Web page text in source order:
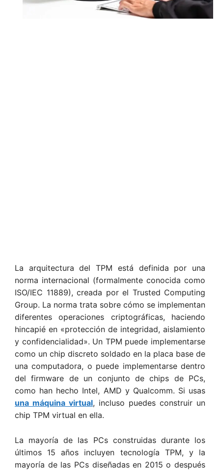
La arquitectura del TPM está definida por una
norma internacional (formalmente conocida como
ISO/IEC 11889), creada por el Trusted Computing
Group. La norma trata sobre cómo se implementan
diferentes operaciones criptográficas, haciendo
hincapié en «protección de integridad, aislamiento
y confidencialidad». Un TPM puede implementarse
como un chip discreto soldado en la placa base de
una computadora, o puede implementarse dentro
del firmware de un conjunto de chips de PCs,
como han hecho Intel, AMD y Qualcomm. Si usas
una máquina virtual, incluso puedes construir un
chip TPM virtual en ella.
La mayoría de las PCs construidas durante los
últimos 15 años incluyen tecnología TPM, y la
mayoría de las PCs diseñadas en 2015 o después